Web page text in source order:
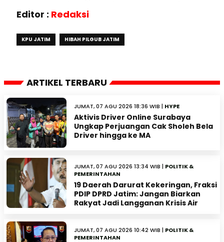
Editor : Redaksi
KPU JATIM HIBAH PILGUB JATIM
ARTIKEL TERBARU
JUMAT, 07 AGU 2026 18:36 WIB | HYPE
Aktivis Driver Online Surabaya
Ungkap Perjuangan Cak Sholeh Bela
Driver hingga ke MA
JUMAT, 07 AGU 2026 13:34 WIB | POLITIK &
PEMERINTAHAN
19 Daerah Darurat Kekeringan, Fraksi
PDIP DPRD Jatim: Jangan Biarkan
Rakyat Jadi Langganan Krisis Air
JUMAT, 07 AGU 2026 10:42 WIB | POLITIK &
PEMERINTAHAN